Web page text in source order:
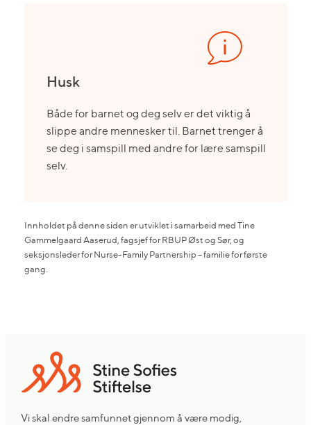
Husk
Både for barnet og deg selv er det viktig å
slippe andre mennesker til. Barnet trenger å
se deg i samspill med andre for lære samspill
selv.
Innholdet på denne siden er utviklet i samarbeid med Tine
Gammelgaard Aaserud, fagsjef for RBUP Øst og Sør, og
seksjonsleder for Nurse-Family Partnership – familie for første
gang.
Vi skal endre samfunnet gjennom å være modig,